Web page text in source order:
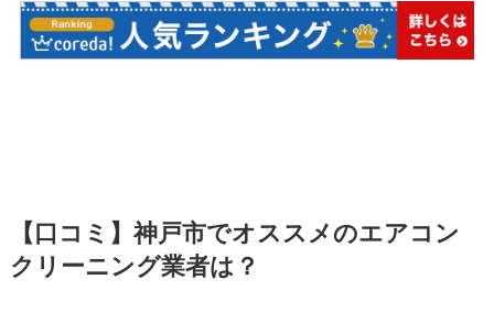
【口コミ】神戸市でオススメのエアコン
クリーニング業者は？